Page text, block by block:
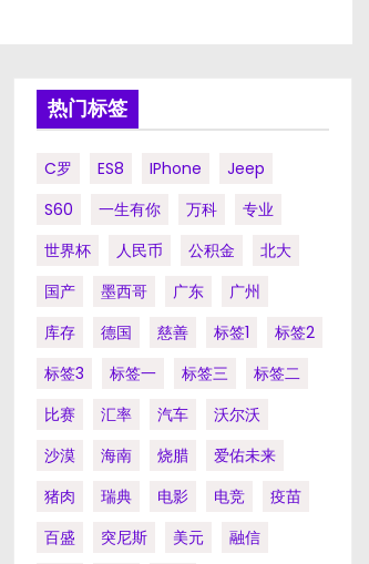
热门标签
C罗 ES8 IPhone
Jeep
S60
一生有你 万科
专业
世界杯
人民币 公积金
北大
国产
墨西哥 广东
广州
库存
德国 慈善 标签1
标签2
标签3
标签一 标签三
标签二
比赛
汇率 汽车
沃尔沃
沙漠
海南 烧腊
爱佑未来
猪肉
瑞典 电影 电竞
疫苗
百盛
突尼斯 美元
融信